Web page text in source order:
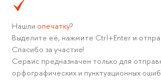
Нашли опечатку?
Выделите её, нажмите Ctrl+Enter и
Спасибо за участие!
Сервис предназначен только для
орфографических и пунктуационных